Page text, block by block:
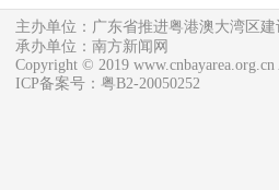
主办单位：广东省推进粤港澳大湾区
承办单位：南方新闻网
Copyright © 2019 www.cnbayarea.org.cn
ICP备案号：粤B2-20050252